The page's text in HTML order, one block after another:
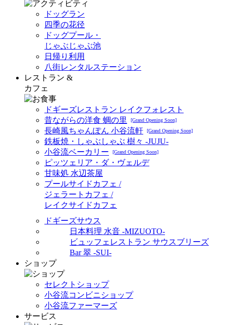
ドッグラン
四季の花径
ドッグプール・
じゃぶじゃぶ池
日帰り利用
八街レンタルステーション
レストラン &
カフェ
ドギーズレストラン レイクフォレスト
昔ながらの洋食 蜩の里
[Grand Opening Soon]
長崎風ちゃんぽん 小谷流軒 [Grand Opening Soon]
鉄板焼・しゃぶしゃぶ 樹々 -JUJU-
小谷流ベーカリー
[Grand Opening Soon]
ピッツェリア・ダ・ヴェルデ
甘味処 水辺茶屋
プールサイドカフェ /
ジェラートカフェ /
レイクサイドカフェ
ドギーズサウス
日本料理 水音 -MIZUOTO-
ビュッフェレストラン サウスブリーズ
Bar 翠 -SUI-
ショップ
セレクトショップ
小谷流コンビニショップ
小谷流ファーマーズ
サービス